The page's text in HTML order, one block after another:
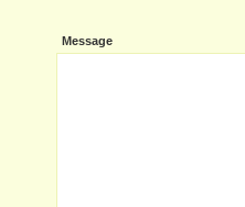
Message